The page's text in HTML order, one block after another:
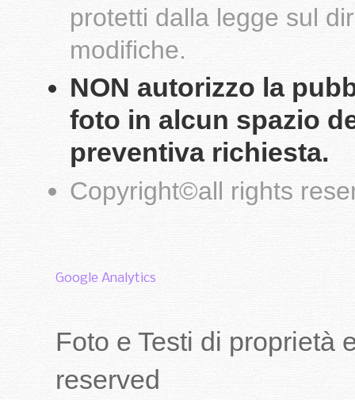
protetti dalla legge sul
modifiche.
NON autorizzo la
foto in alcun spazio
preventiva richiesta.
Copyright©all rights
Google Analytics
Foto e Testi di proprietà
reserved